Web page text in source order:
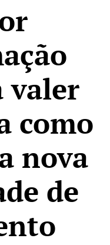
valer
como
nova
de